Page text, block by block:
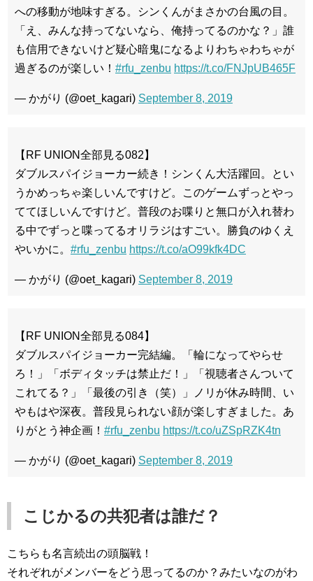
への移動が地味すぎる。シンくんがまさかの台風の目。
「え、みんな持ってないなら、俺持ってるのかな？」誰
も信用できないけど疑心暗鬼になるよりわちゃわちゃが
過ぎるのが楽しい！ #rfu_zenbu https://t.co/FNJpUB465F
— かがり (@oet_kagari) September 8, 2019
【RF UNION全部見る082】
ダブルスパイジョーカー続き！シンくん大活躍回。とい
うかめっちゃ楽しいんですけど。このゲームずっとやっ
ててほしいんですけど。普段のお喋りと無口が入れ替わ
る中でずっと喋ってるオリラジはすごい。勝負のゆくえ
やいかに。 #rfu_zenbu https://t.co/aO99kfk4DC
— かがり (@oet_kagari) September 8, 2019
【RF UNION全部見る084】
ダブルスパイジョーカー完結編。「輪になってやらせ
ろ！」「ボディタッチは禁止だ！」「視聴者さんついて
これてる？」「最後の引き（笑）」ノリが休み時間、い
やもはや深夜。普段見られない顔が楽しすぎました。あ
りがとう神企画！ #rfu_zenbu https://t.co/uZSpRZK4tn
— かがり (@oet_kagari) September 8, 2019
こじかるの共犯者は誰だ？
こちらも名言続出の頭脳戦！
それぞれがメンバーをどう思ってるのか？みたいなのがわ